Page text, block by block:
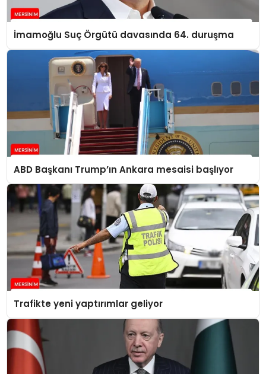
İmamoğlu Suç Örgütü davasında 64. duruşma
ABD Başkanı Trump’ın Ankara mesaisi başlıyor
Trafikte yeni yaptırımlar geliyor